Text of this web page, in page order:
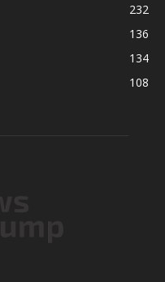
232
136
134
108